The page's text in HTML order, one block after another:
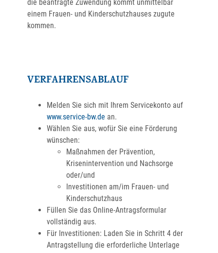
die beantragte Zuwendung kommt unmittelbar
einem Frauen- und Kinderschutzhauses zugute
kommen.
VERFAHRENSABLAUF
Melden Sie sich mit Ihrem Servicekonto auf
www.service-bw.de an.
Wählen Sie aus, wofür Sie eine Förderung
wünschen:
Maßnahmen der Prävention,
Krisenintervention und Nachsorge
oder/und
Investitionen am/im Frauen- und
Kinderschutzhaus
Füllen Sie das Online-Antragsformular
vollständig aus.
Für Investitionen: Laden Sie in Schritt 4 der
Antragstellung die erforderliche Unterlage